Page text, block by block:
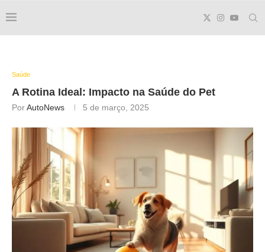
Saúde
A Rotina Ideal: Impacto na Saúde do Pet
PorAutoNews 5 de março, 2025